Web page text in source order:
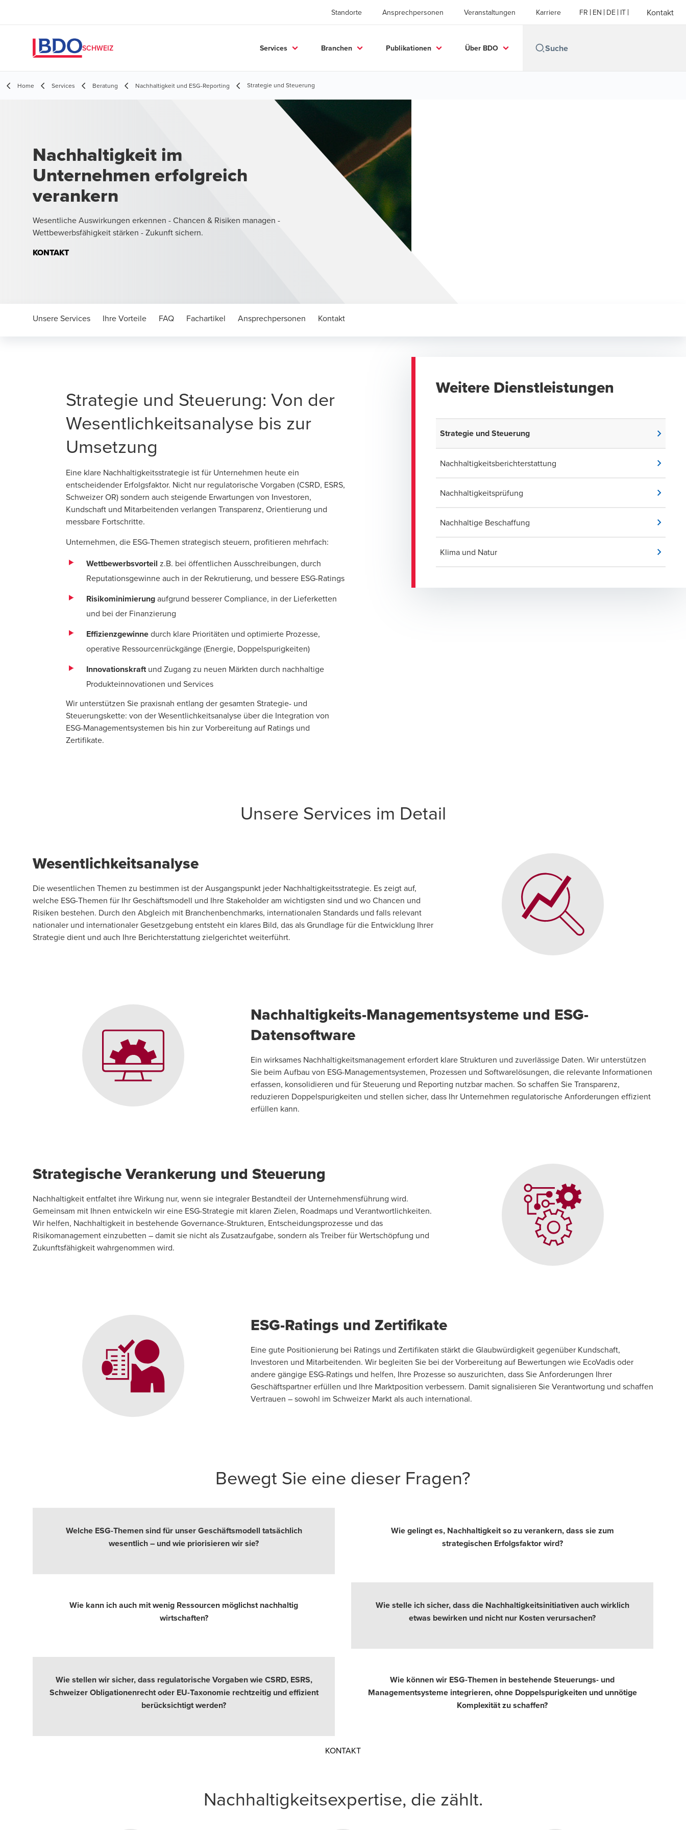
Standorte Ansprechpersonen Veranstaltungen Karriere FR EN DE IT Kontakt
SCHWEIZ Services Branchen Publikationen Über BDO
Home Services Beratung Nachhaltigkeit und ESG-Reporting Strategie und Steuerung
Nachhaltigkeit im
Unternehmen erfolgreich
verankern
Wesentliche Auswirkungen erkennen - Chancen & Risiken managen -
Wettbewerbsfähigkeit stärken - Zukunft sichern.
KONTAKT
Unsere Services Ihre Vorteile FAQ Fachartikel Ansprechpersonen Kontakt
Strategie und Steuerung: Von der
Wesentlichkeitsanalyse bis zur
Umsetzung
Eine klare Nachhaltigkeitsstrategie ist für Unternehmen heute ein
entscheidender Erfolgsfaktor. Nicht nur regulatorische Vorgaben (CSRD, ESRS,
Schweizer OR) sondern auch steigende Erwartungen von Investoren,
Kundschaft und Mitarbeitenden verlangen Transparenz, Orientierung und
messbare Fortschritte.
Unternehmen, die ESG-Themen strategisch steuern, profitieren mehrfach:
Wettbewerbsvorteil z.B. bei öffentlichen Ausschreibungen, durch
Reputationsgewinne auch in der Rekrutierung, und bessere ESG-Ratings
Risikominimierungaufgrund besserer Compliance, in der Lieferketten
und bei der Finanzierung
Effizienzgewinnedurch klare Prioritäten und optimierte Prozesse,
operative Ressourcenrückgänge (Energie, Doppelspurigkeiten)
Innovationskraftund Zugang zu neuen Märkten durch nachhaltige
Produkteinnovationen und Services
Wir unterstützen Sie praxisnah entlang der gesamten Strategie- und
Steuerungskette: von der Wesentlichkeitsanalyse über die Integration von
ESG-Managementsystemen bis hin zur Vorbereitung auf Ratings und
Zertifikate.
Weitere Dienstleistungen
Strategie und Steuerung
Nachhaltigkeitsberichterstattung
Nachhaltigkeitsprüfung
Nachhaltige Beschaffung
Klima und Natur
Unsere Services im Detail
Wesentlichkeitsanalyse
Die wesentlichen Themen zu bestimmen ist der Ausgangspunkt jeder Nachhaltigkeitsstrategie. Es zeigt auf,
welche ESG-Themen für Ihr Geschäftsmodell und Ihre Stakeholder am wichtigsten sind und wo Chancen und
Risiken bestehen. Durch den Abgleich mit Branchenbenchmarks, internationalen Standards und falls relevant
nationaler und internationaler Gesetzgebung entsteht ein klares Bild, das als Grundlage für die Entwicklung Ihrer
Strategie dient und auch Ihre Berichterstattung zielgerichtet weiterführt.
Nachhaltigkeits-Managementsysteme und ESG-
Datensoftware
Ein wirksames Nachhaltigkeitsmanagement erfordert klare Strukturen und zuverlässige Daten. Wir unterstützen
Sie beim Aufbau von ESG-Managementsystemen, Prozessen und Softwarelösungen, die relevante Informationen
erfassen, konsolidieren und für Steuerung und Reporting nutzbar machen. So schaffen Sie Transparenz,
reduzieren Doppelspurigkeiten und stellen sicher, dass Ihr Unternehmen regulatorische Anforderungen effizient
erfüllen kann.
Strategische Verankerung und Steuerung
Nachhaltigkeit entfaltet ihre Wirkung nur, wenn sie integraler Bestandteil der Unternehmensführung wird.
Gemeinsam mit Ihnen entwickeln wir eine ESG-Strategie mit klaren Zielen, Roadmaps und Verantwortlichkeiten.
Wir helfen, Nachhaltigkeit in bestehende Governance-Strukturen, Entscheidungsprozesse und das
Risikomanagement einzubetten – damit sie nicht als Zusatzaufgabe, sondern als Treiber für Wertschöpfung und
Zukunftsfähigkeit wahrgenommen wird.
ESG-Ratings und Zertifikate
Eine gute Positionierung bei Ratings und Zertifikaten stärkt die Glaubwürdigkeit gegenüber Kundschaft,
Investoren und Mitarbeitenden. Wir begleiten Sie bei der Vorbereitung auf Bewertungen wie EcoVadis oder
andere gängige ESG-Ratings und helfen, Ihre Prozesse so auszurichten, dass Sie Anforderungen Ihrer
Geschäftspartner erfüllen und Ihre Marktposition verbessern. Damit signalisieren Sie Verantwortung und schaffen
Vertrauen – sowohl im Schweizer Markt als auch international.
Bewegt Sie eine dieser Fragen?
Welche ESG-Themen sind für unser Geschäftsmodell tatsächlich
wesentlich – und wie priorisieren wir sie?
Wie gelingt es, Nachhaltigkeit so zu verankern, dass sie zum
strategischen Erfolgsfaktor wird?
Wie kann ich auch mit wenig Ressourcen möglichst nachhaltig
wirtschaften?
Wie stelle ich sicher, dass die Nachhaltigkeitsinitiativen auch wirklich
etwas bewirken und nicht nur Kosten verursachen?
Wie stellen wir sicher, dass regulatorische Vorgaben wie CSRD, ESRS,
Schweizer Obligationenrecht oder EU-Taxonomie rechtzeitig und effizient
berücksichtigt werden?
Wie können wir ESG-Themen in bestehende Steuerungs- und
Managementsysteme integrieren, ohne Doppelspurigkeiten und unnötige
Komplexität zu schaffen?
KONTAKTOpens in a new window/tab
Nachhaltigkeitsexpertise, die zählt.